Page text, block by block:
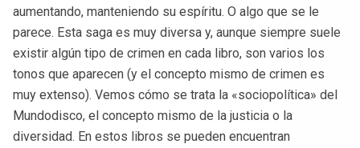
aumentando, manteniendo su espíritu. O algo que se le
parece. Esta saga es muy diversa y, aunque siempre suele
existir algún tipo de crimen en cada libro, son varios los
tonos que aparecen (y el concepto mismo de crimen es
muy extenso). Vemos cómo se trata la «sociopolítica» del
Mundodisco, el concepto mismo de la justicia o la
diversidad. En estos libros se pueden encuentran